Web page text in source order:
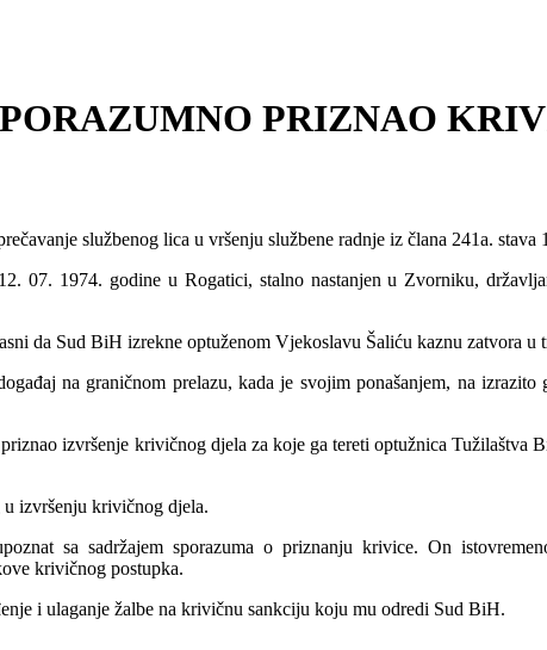
PRIZNAO
službenog lica u vršenju službene radnje iz člana 241a.
07. 1974. godine u Rogatici, stalno nastanjen u Zvorniku,
da Sud BiH izrekne optuženom Vjekoslavu Šaliću kaznu zatvora u
na graničnom prelazu, kada je svojim ponašanjem, na
izvršenje krivičnog djela za koje ga tereti optužnica Tužilaštva
u izvršenju krivičnog djela.
sa sadržajem sporazuma o priznanju krivice. On
krivičnog postupka.
i ulaganje žalbe na krivičnu sankciju koju mu odredi Sud BiH.